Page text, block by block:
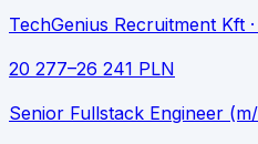
TechGenius Recruitment Kft
20 277–26 241 PLN
Senior Fullstack Engineer